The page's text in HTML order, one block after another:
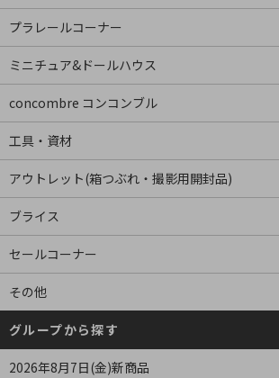
プラレールコーナー
ミニチュア&ドールハウス
concombre コンコンブル
工具・資材
アウトレット(箱つぶれ・撮影用開封品)
ブライス
セールコーナー
その他
グループから探す
2026年8月7日(金)新商品